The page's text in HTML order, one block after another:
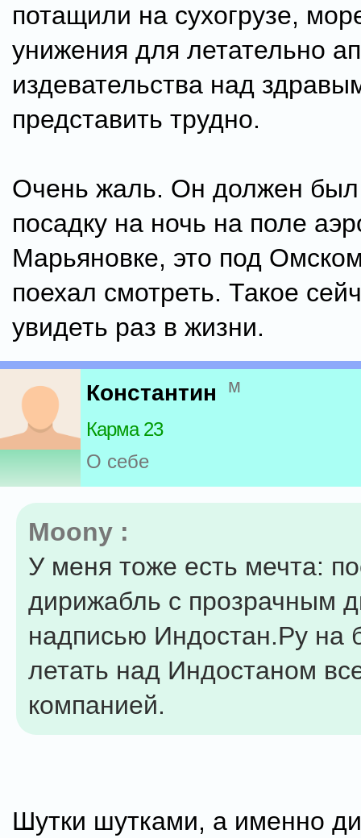
потащили на сухогрузе,
унижения для летательно
издевательства над
представить трудно.
Очень жаль. Он должен был
посадку на ночь на поле
Марьяновке, это под
поехал смотреть. Такое
увидеть раз в жизни.
Константин м
Карма 23
О себе
Moony :
У меня тоже есть мечта:
дирижабль с прозрачным
надписью Индостан.Ру на
летать над Индостаном
компанией.
Шутки шутками, а именно